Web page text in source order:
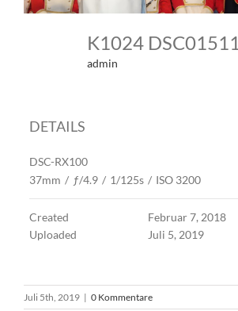
K1024 DSC01511
admin
DETAILS
DSC-RX100
37mm / ƒ/4.9 / 1/125s / ISO 3200
Created
Februar 7, 2018
Uploaded
Juli 5, 2019
Juli 5th, 2019 | 0 Kommentare